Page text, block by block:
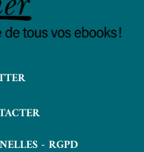
- RGPD